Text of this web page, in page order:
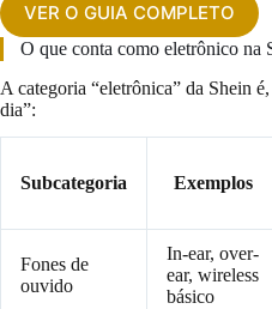
VER O GUIA COMPLETO
O que conta como eletrônico na
A categoria “eletrônica” da Shein
dia”:
Subcategoria Exemplos
Fones de
ouvido
In-ear, over-
ear, wireless
básico